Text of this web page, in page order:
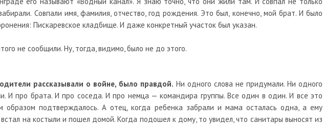
Совпали имя, фамилия, отчество, год рождения. Это был, конечно, мой брат. И было
Пискаревское кладбище. И даже конкретный участок был указан.
не сообщили. Ну, тогда, видимо, было не до этого.
рассказывали о войне, было правдой. Ни одного слова не придумали. Ни одного
И про брата. И про соседа. И про немца — командира группы. Все один в один. И все это
образом подтверждалось. А отец, когда ребенка забрали и мама осталась одна, а ему
на костыли и пошел домой. Когда подошел к дому, то увидел, что санитары выносят из